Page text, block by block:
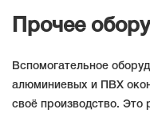
Прочее
Вспомогательное
алюминиевых и ПВХ
своё производство. Это